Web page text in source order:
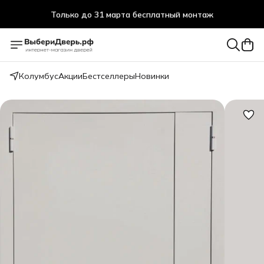
Только до 31 марта бесплатный монтаж
КолумбусАкцииБестселлерыНовинки